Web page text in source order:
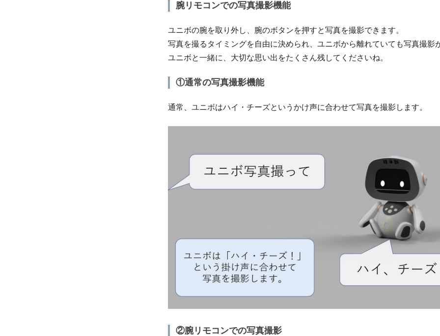
腕リモコンでの写真撮影機能
ユニボの腕を取り外し、腕のボタンを押すと写真を撮影できます。
写真を撮るタイミングを自由に決められ、ユニボから離れていても写真撮影
ユニボと一緒に、大切な思い出をたくさん残してくださいね。
①通常の写真撮影機能
通常、ユニボはハイ・チーズというかけ声に合わせて写真を撮影します。
②腕リモコンでの写真撮影